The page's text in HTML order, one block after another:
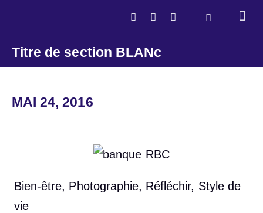
Titre de section BLANc
MAI 24, 2016
Bien-être, Photographie, Réfléchir, Style de
vie